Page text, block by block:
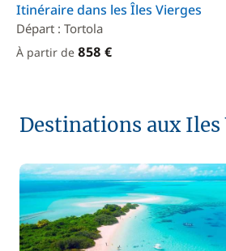
Itinéraire dans les Îles Vierges
Départ : Tortola
À partir de 858 €
Destinations aux Iles